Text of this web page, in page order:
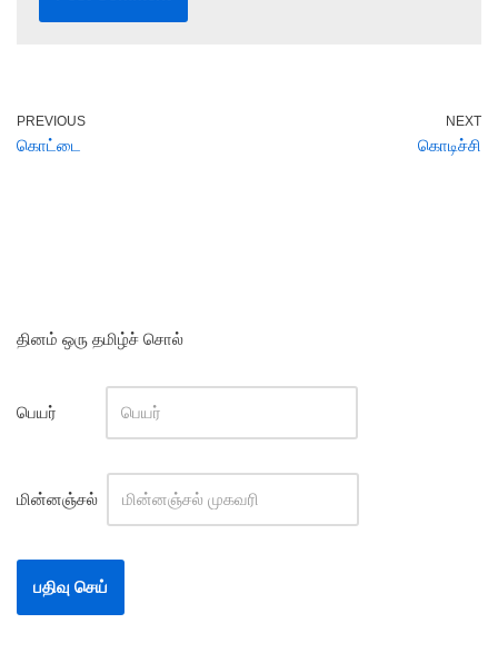
PREVIOUS
கொட்டை
NEXT
கொடிச்சி
தினம் ஒரு தமிழ்ச் சொல்
பெயர்
மின்னஞ்சல்